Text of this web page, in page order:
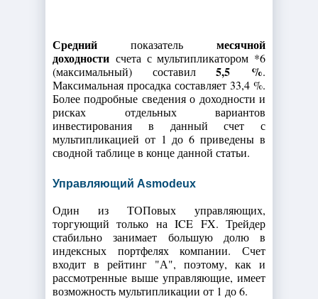
Средний показатель месячной
доходности счета с мультипликатором *6
(максимальный) составил5,5 %.
Максимальная просадка составляет 33,4 %.
Более подробные сведения о доходности и
рисках отдельных вариантов
инвестирования в данный счет с
мультипликацией от 1 до 6 приведены в
сводной таблице в конце данной статьи.
Управляющий Asmodeux
Один из ТОПовых управляющих,
торгующий только на ICE FX. Трейдер
стабильно занимает большую долю в
индексных портфелях компании. Счет
входит в рейтинг "А", поэтому, как и
рассмотренные выше управляющие, имеет
возможность мультипликации от 1 до 6.